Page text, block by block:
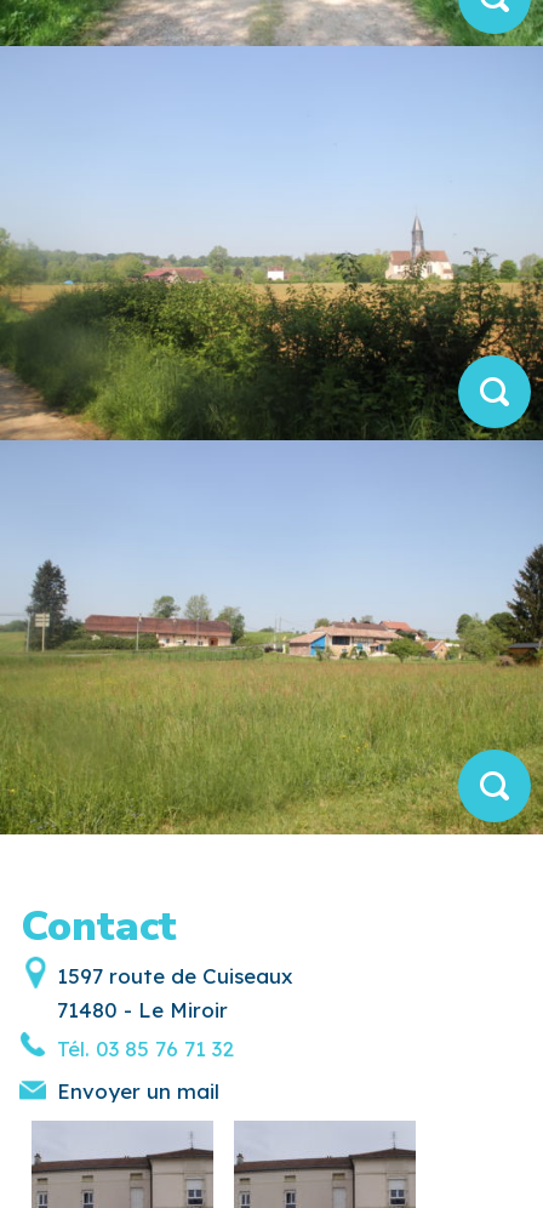
Contact
1597 route de Cuiseaux
71480 - Le Miroir
Tél. 03 85 76 71 32
Envoyer un mail